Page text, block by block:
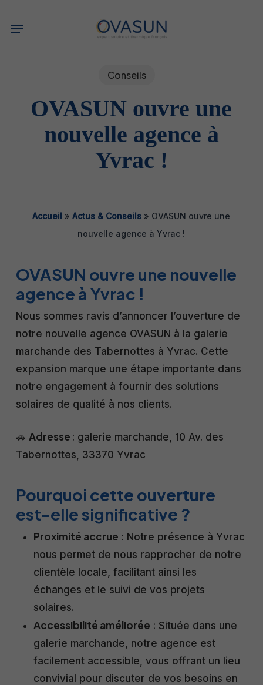
Menu
Conseils
OVASUN ouvre une
nouvelle agence à
Yvrac !
Accueil »Actus & Conseils » OVASUN ouvre une
nouvelle agence à Yvrac !
OVASUN ouvre une nouvelle
agence à Yvrac !
Nous sommes ravis d’annoncer l’ouverture de
notre nouvelle agence OVASUN à la galerie
marchande des Tabernottes à Yvrac. Cette
expansion marque une étape importante dans
notre engagement à fournir des solutions
solaires de qualité à nos clients.​
🚗 Adresse : galerie marchande, 10 Av. des
Tabernottes, 33370 Yvrac
Pourquoi cette ouverture
est-elle significative ?
Proximité accrue : Notre présence à Yvrac
nous permet de nous rapprocher de notre
clientèle locale, facilitant ainsi les
échanges et le suivi de vos projets
solaires.​
Accessibilité améliorée : Située dans une
galerie marchande, notre agence est
facilement accessible, vous offrant un lieu
convivial pour discuter de vos besoins en